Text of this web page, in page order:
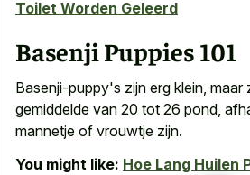
Toilet Worden Geleerd
Basenji Puppies 101
Basenji-puppy's zijn erg klein, maar
gemiddelde van 20 tot 26 pond,
mannetje of vrouwtje zijn.
You might like: Hoe Lang Huilen